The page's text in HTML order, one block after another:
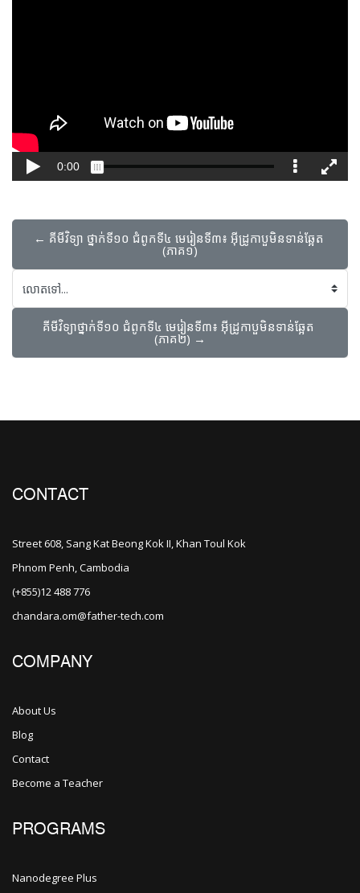
← គីមីវិទ្យា ​ថ្នាក់ទី១០​ ជំពូក​ទី៤​ មេរៀនទី៣៖ អ៊ីដ្រូកាបួមិនទាន់ឆ្អែត
(ភាគ១)
លោតទៅ...
គីមីវិទ្យា​ថ្នាក់ទី១០​ ជំពូក​ទី៤​ មេរៀនទី៣៖ អ៊ីដ្រូកាបួមិនទាន់ឆ្អែត
(ភាគ២) →
CONTACT
Street 608, Sang Kat Beong Kok II, Khan Toul Kok
Phnom Penh, Cambodia
(+855)12 488 776
chandara.om@father-tech.com
COMPANY
About Us
Blog
Contact
Become a Teacher
PROGRAMS
Nanodegree Plus